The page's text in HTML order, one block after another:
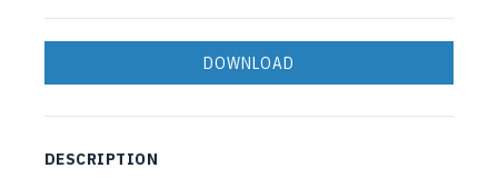
DOWNLOAD
DESCRIPTION